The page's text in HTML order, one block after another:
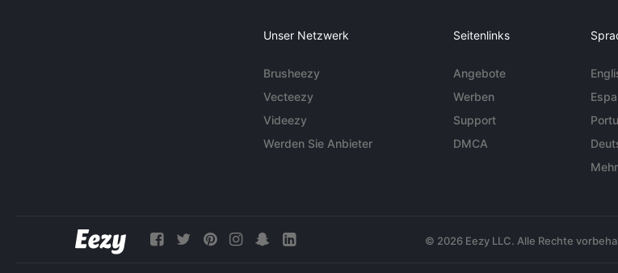
Unser Netzwerk
Brusheezy
Vecteezy
Videezy
Werden Sie Anbieter
Seitenlinks
Angebote
Werben
Support
DMCA
© 2026 Eezy LLC. Alle Rechte